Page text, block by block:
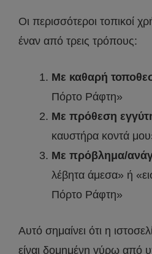
Οι περισσότεροι τοπικοί
έναν από τρεις τρόπους:
Με καθαρή
Πόρτο Ράφτη»
Με πρόθεση
καυστήρα κοντά
Με πρόβλημα/
λέβητα άμεσα» ή
Πόρτο Ράφτη»
Αυτό σημαίνει ότι η
είναι δομημένη γύρω από